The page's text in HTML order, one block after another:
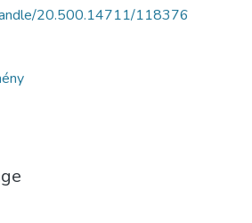
20.500.14711/118376